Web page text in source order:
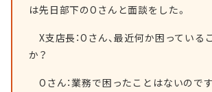
は先日部下のOさんと面談をした。
X支店長：Oさん、最近何か困っている
か？
Oさん：業務で困ったことはないので